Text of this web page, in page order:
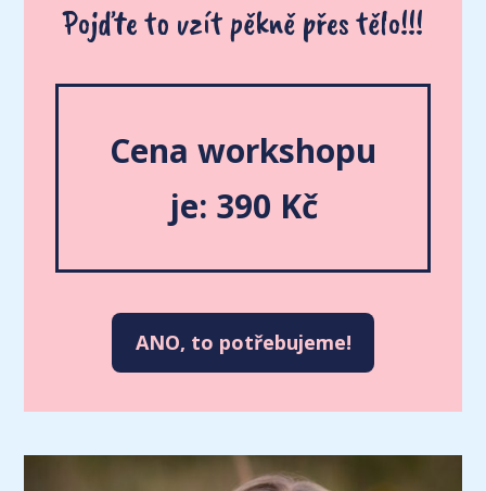
Pojďte to vzít pěkně přes tělo!!!
Cena workshopu
je: 390 Kč
ANO, to potřebujeme!